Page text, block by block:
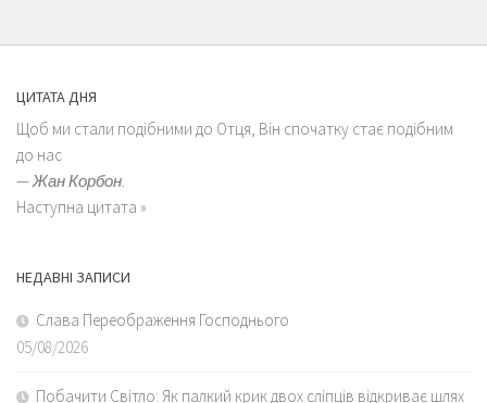
ЦИТАТА ДНЯ
Щоб ми стали подібними до Отця, Він спочатку стає подібним
до нас
—Жан Корбон.
Наступна цитата »
НЕДАВНІ ЗАПИСИ
Слава Переображення Господнього
05/08/2026
Побачити Світло: Як палкий крик двох сліпців відкриває шлях